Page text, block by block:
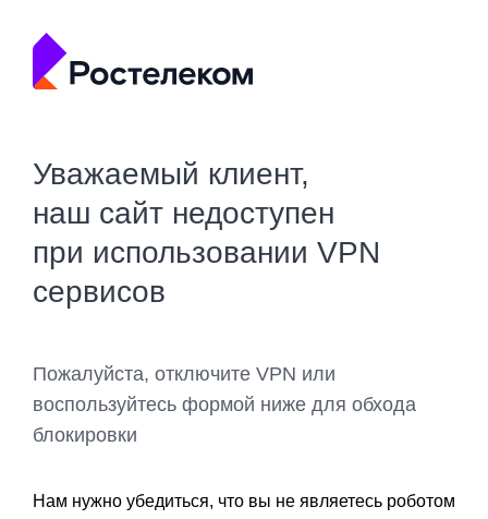
Уважаемый клиент,
наш сайт недоступен
при использовании VPN
сервисов
Пожалуйста, отключите VPN или
воспользуйтесь формой ниже для обхода
блокировки
Нам нужно убедиться, что вы не являетесь роботом